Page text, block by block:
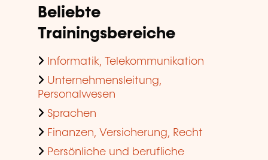
Beliebte
Trainingsbereiche
Informatik, Telekommunikation
Unternehmensleitung,
Personalwesen
Sprachen
Finanzen, Versicherung, Recht
Persönliche und berufliche